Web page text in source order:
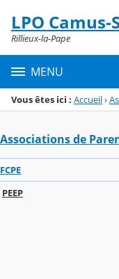
Menu de la rubrique
Contenu
LPO
Rillieux-la-Pape
MENU
Vous êtes ici : Accueil›
Associations de
FCPE
PEEP